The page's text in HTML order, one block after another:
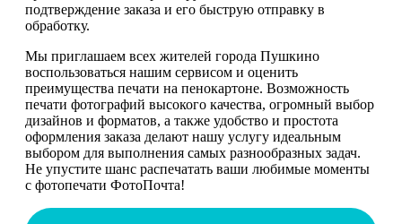
подтверждение заказа и его быструю отправку в
обработку.
Мы приглашаем всех жителей города Пушкино
воспользоваться нашим сервисом и оценить
преимущества печати на пенокартоне. Возможность
печати фотографий высокого качества, огромный выбор
дизайнов и форматов, а также удобство и простота
оформления заказа делают нашу услугу идеальным
выбором для выполнения самых разнообразных задач.
Не упустите шанс распечатать ваши любимые моменты
с фотопечати ФотоПочта!